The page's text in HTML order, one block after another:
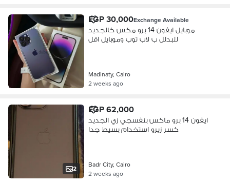
EGP 30,000Exchange Available
موبايل ايفون 14 برو مكس كالجديد
للبدلل ب لاب توب وموبايل اقل
Madinaty, Cairo
2 weeks ago
2
EGP 62,000
ايفون 14 برو ماكس بنفسجي زي الجديد
كسر زيرو استخدام بسيط جدا
Badr City, Cairo
2 weeks ago